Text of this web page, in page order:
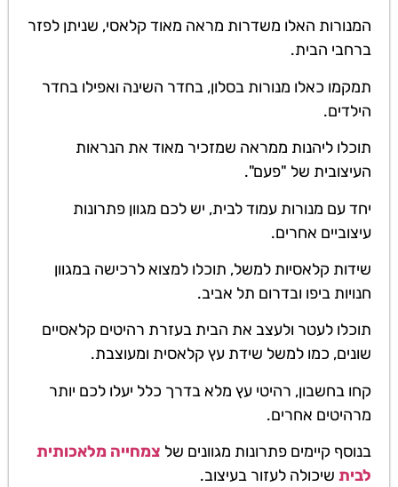
המנורות האלו משדרות מראה מאוד קלאסי, שניתן לפזר
ברחבי הבית.
תמקמו כאלו מנורות בסלון, בחדר השינה ואפילו בחדר
הילדים.
תוכלו ליהנות ממראה שמזכיר מאוד את הנראות
העיצובית של "פעם".
יחד עם מנורות עמוד לבית, יש לכם מגוון פתרונות
עיצוביים אחרים.
שידות קלאסיות למשל, תוכלו למצוא לרכישה במגוון
חנויות ביפו ובדרום תל אביב.
תוכלו לעטר ולעצב את הבית בעזרת רהיטים קלאסיים
שונים, כמו למשל שידת עץ קלאסית ומעוצבת.
קחו בחשבון, רהיטי עץ מלא בדרך כלל יעלו לכם יותר
מרהיטים אחרים.
בנוסף קיימים פתרונות מגוונים של צמחייה מלאכותית
לבית שיכולה לעזור בעיצוב.